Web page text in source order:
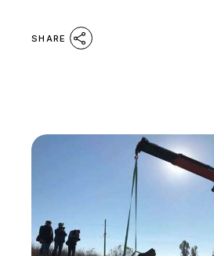
SHARE